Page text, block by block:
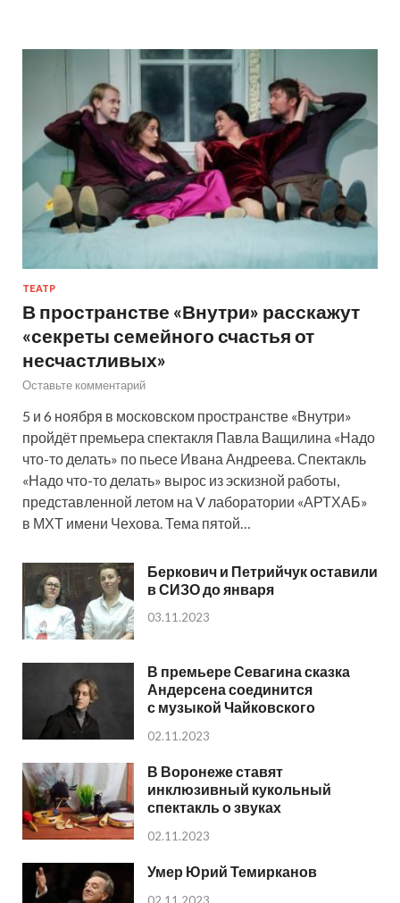
ТЕАТР
В пространстве «Внутри» расскажут
«секреты семейного счастья от
несчастливых»
Оставьте комментарий
5 и 6 ноября в московском пространстве «Внутри»
пройдёт премьера спектакля Павла Ващилина «Надо
что-то делать» по пьесе Ивана Андреева. Спектакль
«Надо что-то делать» вырос из эскизной работы,
представленной летом на V лаборатории «АРТХАБ»
в МХТ имени Чехова. Тема пятой…
Беркович и Петрийчук оставили
в СИЗО до января
03.11.2023
В премьере Севагина сказка
Андерсена соединится
с музыкой Чайковского
02.11.2023
В Воронеже ставят
инклюзивный кукольный
спектакль о звуках
02.11.2023
Умер Юрий Темирканов
02.11.2023